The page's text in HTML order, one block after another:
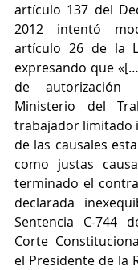
artículo 137 del
2012 intentó
artículo 26 de la
expresando que
de
Ministerio del
trabajador limitado
de las causales
como justas
terminado el
declarada
Sentencia C-744
Corte
el Presidente de la